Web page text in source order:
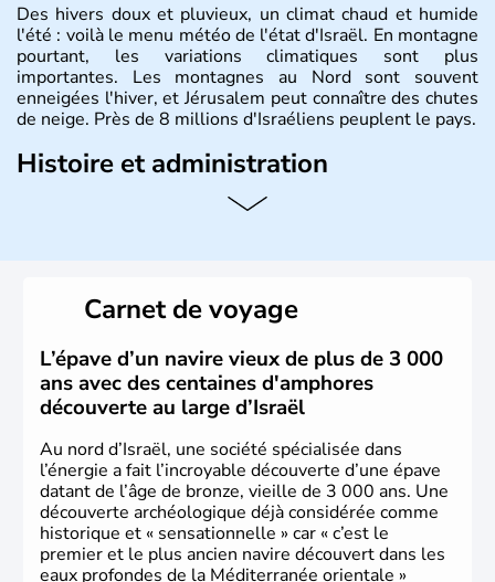
Des hivers doux et pluvieux, un climat chaud et humide
l'été : voilà le menu météo de l'état d'Israël. En montagne
pourtant, les variations climatiques sont plus
importantes. Les montagnes au Nord sont souvent
enneigées l'hiver, et Jérusalem peut connaître des chutes
de neige. Près de 8 millions d'Israéliens peuplent le pays.
Histoire et administration
L'Israël est un état de la partie est de la Méditerranée,
vrai essor économique dans le domaine des nouvelles
Carnet de voyage
L’épave d’un navire vieux de plus de 3 000
ans avec des centaines d'amphores
découverte au large d’Israël
Au nord d’Israël, une société spécialisée dans
l’énergie a fait l’incroyable découverte d’une épave
datant de l’âge de bronze, vieille de 3 000 ans. Une
découverte archéologique déjà considérée comme
historique et « sensationnelle » car « c’est le
premier et le plus ancien navire découvert dans les
eaux profondes de la Méditerranée orientale »